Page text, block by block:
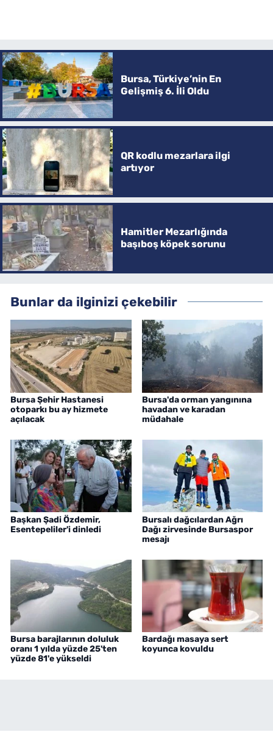
Bursa, Türkiye’nin En
Gelişmiş 6. İli Oldu
QR kodlu mezarlara ilgi
artıyor
Hamitler Mezarlığında
başıboş köpek sorunu
Bunlar da ilginizi çekebilir
Bursa Şehir Hastanesi
otoparkı bu ay hizmete
açılacak
Bursa'da orman yangınına
havadan ve karadan
müdahale
Başkan Şadi Özdemir,
Esentepeliler'i dinledi
Bursalı dağcılardan Ağrı
Dağı zirvesinde Bursaspor
mesajı
Bursa barajlarının doluluk
oranı 1 yılda yüzde 25'ten
yüzde 81'e yükseldi
Bardağı masaya sert
koyunca kovuldu